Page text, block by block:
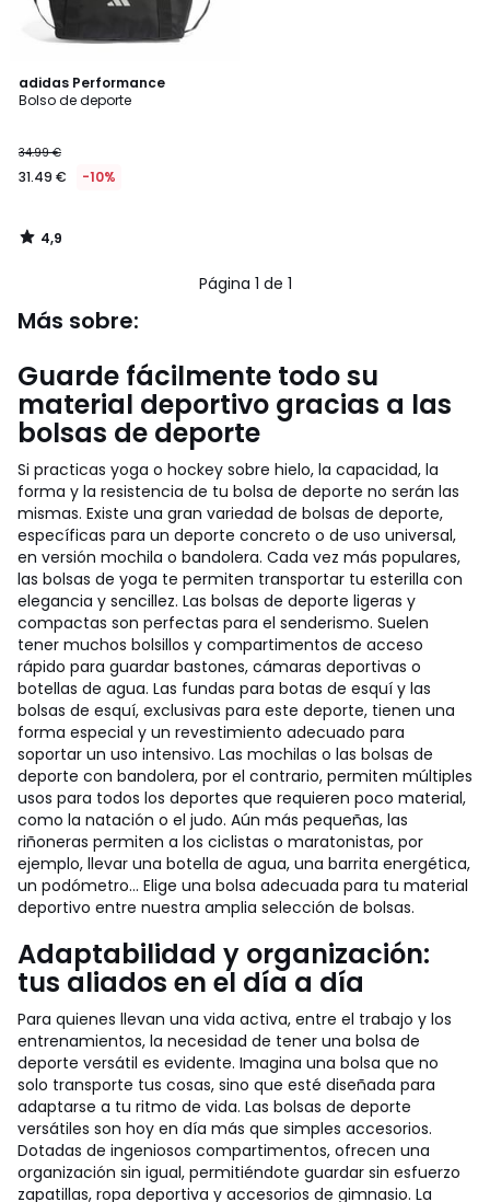
adidas Performance
Bolso de deporte
34.99 €
31.49 € -10%
4,9
/ 5
4,9
/
Página 1 de 1
Más sobre:
Guarde fácilmente todo su
material deportivo gracias a las
bolsas de deporte
Si practicas yoga o hockey sobre hielo, la capacidad, la
forma y la resistencia de tu bolsa de deporte no serán las
mismas. Existe una gran variedad de bolsas de deporte,
específicas para un deporte concreto o de uso universal,
en versión mochila o bandolera. Cada vez más populares,
las bolsas de yoga te permiten transportar tu esterilla con
elegancia y sencillez. Las bolsas de deporte ligeras y
compactas son perfectas para el senderismo. Suelen
tener muchos bolsillos y compartimentos de acceso
rápido para guardar bastones, cámaras deportivas o
botellas de agua. Las fundas para botas de esquí y las
bolsas de esquí, exclusivas para este deporte, tienen una
forma especial y un revestimiento adecuado para
soportar un uso intensivo. Las mochilas o las bolsas de
deporte con bandolera, por el contrario, permiten múltiples
usos para todos los deportes que requieren poco material,
como la natación o el judo. Aún más pequeñas, las
riñoneras permiten a los ciclistas o maratonistas, por
ejemplo, llevar una botella de agua, una barrita energética,
un podómetro... Elige una bolsa adecuada para tu material
deportivo entre nuestra amplia selección de bolsas.
Adaptabilidad y organización:
tus aliados en el día a día
Para quienes llevan una vida activa, entre el trabajo y los
entrenamientos, la necesidad de tener una bolsa de
deporte versátil es evidente. Imagina una bolsa que no
solo transporte tus cosas, sino que esté diseñada para
adaptarse a tu ritmo de vida. Las bolsas de deporte
versátiles son hoy en día más que simples accesorios.
Dotadas de ingeniosos compartimentos, ofrecen una
organización sin igual, permitiéndote guardar sin esfuerzo
zapatillas, ropa deportiva y accesorios de gimnasio. La